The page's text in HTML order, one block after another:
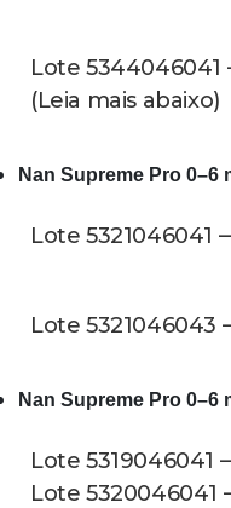
Lote 5344046041
(Leia mais abaixo)
Nan Supreme Pro 0–6
Lote 5321046041
Lote 5321046043
Nan Supreme Pro 0–6
Lote 5319046041
Lote 5320046041